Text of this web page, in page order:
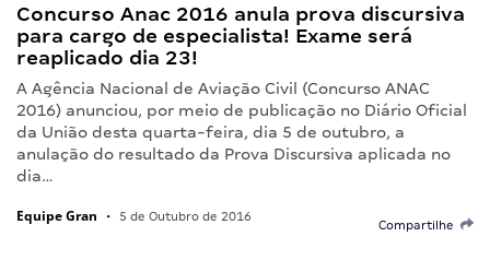
Concurso Anac 2016 anula prova discursiva
para cargo de especialista! Exame será
reaplicado dia 23!
A Agência Nacional de Aviação Civil (Concurso ANAC
2016) anunciou, por meio de publicação no Diário Oficial
da União desta quarta-feira, dia 5 de outubro, a
anulação do resultado da Prova Discursiva aplicada no
dia…
Equipe Gran • 5 de Outubro de 2016
Compartilhe